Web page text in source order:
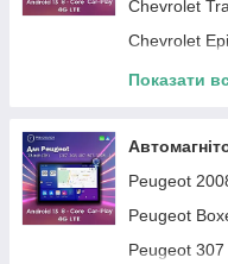
Audi Q7
Audi A1
Audi A8
Chevrolet
Chevrolet
Chevrolet
Chevrolet
Chevrolet
Chevrolet
Chevrolet
Показати
Peugeot
Peugeot
Peugeot